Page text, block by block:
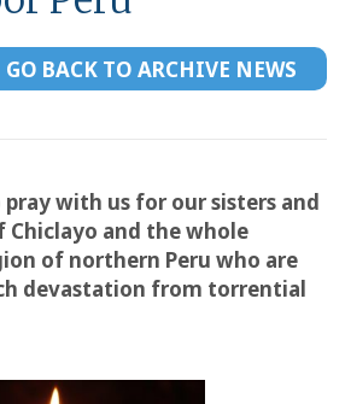
GO BACK TO ARCHIVE NEWS
with us for our sisters and
Chiclayo and the whole
of northern Peru who are
devastation from torrential